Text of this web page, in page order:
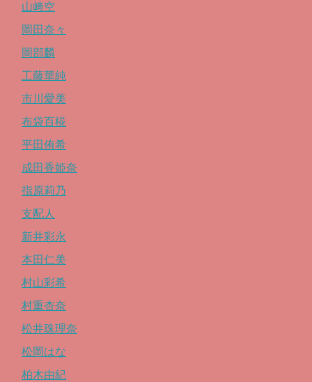
山﨑空
岡田奈々
岡部麟
工藤華純
市川愛美
布袋百椛
平田侑希
成田香姫奈
指原莉乃
支配人
新井彩永
本田仁美
村山彩希
村重杏奈
松井珠理奈
松岡はな
柏木由紀